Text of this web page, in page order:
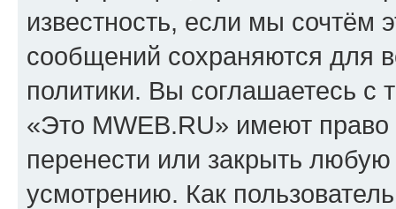
известность, если мы сочтём
сообщений сохраняются для
политики. Вы соглашаетесь
«Это MWEB.RU» имеют право
перенести или закрыть
усмотрению. Как